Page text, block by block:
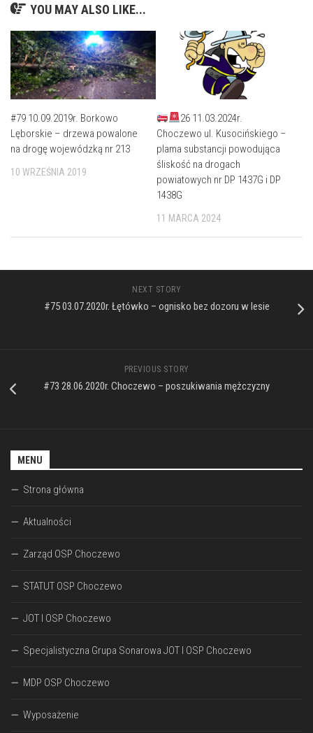
YOU MAY ALSO LIKE...
#79 10.09.2019r. Borkowo
Lęborskie – drzewa powalone
na drogę wojewódzką nr 213
10 WRZEŚNIA 2019
26 11.03.2024r.
Choczewo ul. Kusocińskiego –
plama substancji powodująca
śliskość na drogach
powiatowych nr DP 1437G i DP
1438G
11 MARCA 2024
NEXT STORY
#75 03.07.2020r. Łętówko – ognisko bez dozoru w lesie
PREVIOUS STORY
#73 28.06.2020r. Choczewo – poszukiwania mężczyzny
MENU
Strona główna
Aktualności
Zarząd OSP Choczewo
STATUT OSP Choczewo
JOT I OSP Choczewo
Specjalistyczna Grupa Sonarowa JOT I OSP Choczewo
MDP OSP Choczewo
Wyposażenie